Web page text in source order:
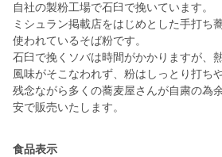
自社の製粉工場で石臼で挽いています。
ミシュラン掲載店をはじめとした手打ち
使われているそば粉です。
石臼で挽くソバは時間がかかりますが、
風味がそこなわれず、粉はしっとり打ち
残念ながら多くの蕎麦屋さんが自粛の為
食品表示